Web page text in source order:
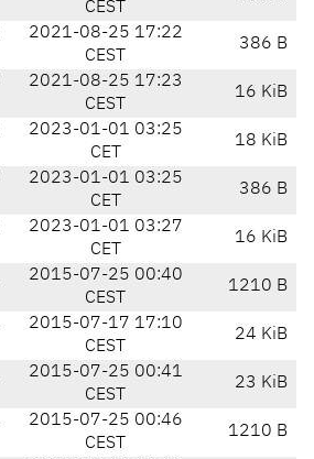
CEST
2021-08-25 17:22
CEST
386 B
2021-08-25 17:23
CEST
16 KiB
2023-01-01 03:25
CET
18 KiB
2023-01-01 03:25
CET
386 B
2023-01-01 03:27
CET
16 KiB
2015-07-25 00:40
CEST
1210 B
2015-07-17 17:10
CEST
24 KiB
2015-07-25 00:41
CEST
23 KiB
2015-07-25 00:46
CEST
1210 B